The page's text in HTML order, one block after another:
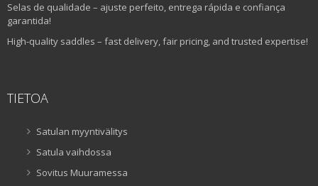
Selas de qualidade – ajuste perfeito, entrega rápida e confiança
garantida!
High-quality saddles – fast delivery, fair pricing, and trusted expertise!
TIETOA
Satulan myyntivälitys
Satula vaihdossa
Sovitus Muuramessa